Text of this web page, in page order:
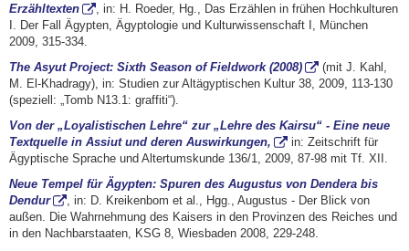
Erzähltexten
, in: H. Roeder, Hg., Das Erzählen in frühen Hochkulturen
I. Der Fall Ägypten, Ägyptologie und Kulturwissenschaft I, München
2009, 315-334.
The Asyut Project: Sixth Season of Fieldwork (2008)
(mit J. Kahl,
M. El-Khadragy), in: Studien zur Altägyptischen Kultur 38, 2009, 113-130
(speziell: „Tomb N13.1: graffiti“).
Von der „Loyalistischen Lehre“ zur „Lehre des Kairsu“ - Eine neue
Textquelle in Assiut und deren Auswirkungen,
in: Zeitschrift für
Ägyptische Sprache und Altertumskunde 136/1, 2009, 87-98 mit Tf. XII.
Neue Tempel für Ägypten: Spuren des Augustus von Dendera bis
Dendur
, in: D. Kreikenbom et al., Hgg., Augustus - Der Blick von
außen. Die Wahrnehmung des Kaisers in den Provinzen des Reiches und
in den Nachbarstaaten, KSG 8, Wiesbaden 2008, 229-248.